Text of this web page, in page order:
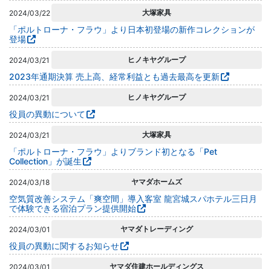
2024/03/22 大塚家具
「ポルトローナ・フラウ」より日本初登場の新作コレクションが
登場
2024/03/21 ヒノキヤグループ
2023年通期決算 売上高、経常利益とも過去最高を更新
2024/03/21 ヒノキヤグループ
役員の異動について
2024/03/21 大塚家具
「ポルトローナ・フラウ」よりブランド初となる「Pet
Collection」が誕生
2024/03/18 ヤマダホームズ
空気質改善システム「爽空間」導入客室 龍宮城スパホテル三日月
で体験できる宿泊プラン提供開始
2024/03/01 ヤマダトレーディング
役員の異動に関するお知らせ
2024/03/01 ヤマダ住建ホールディングス